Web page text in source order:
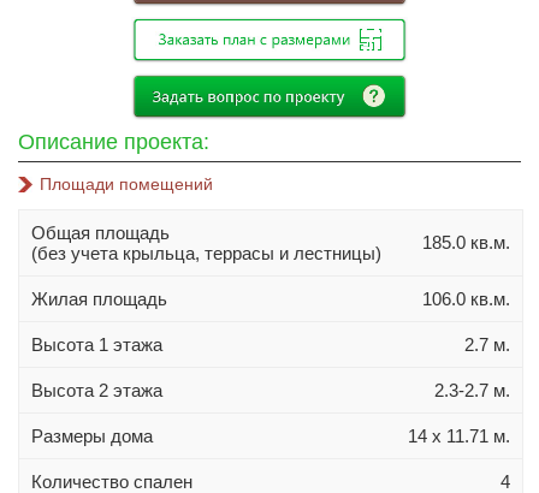
10х12
11х11
11х14
11х15
12х14
Материал стен
Газобетон
Описание проекта:
Площади помещений
Общая площадь
(без учета крыльца, террасы и лестницы)
185.0 кв.м.
Жилая площадь 106.0 кв.м.
Высота 1 этажа 2.7 м.
Высота 2 этажа 2.3-2.7 м.
Размеры дома 14 х 11.71 м.
Количество спален 4